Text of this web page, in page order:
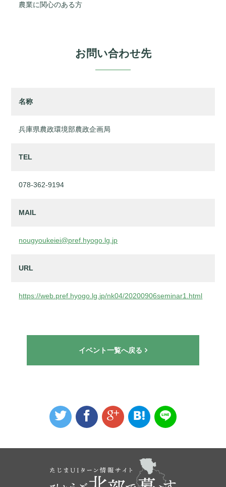
農業に関心のある方
お問い合わせ先
名称
兵庫県農政環境部農政企画局
TEL
078-362-9194
MAIL
nougyoukeiei@pref.hyogo.lg.jp
URL
https://web.pref.hyogo.lg.jp/nk04/20200906seminar1.html
イベント一覧へ戻る